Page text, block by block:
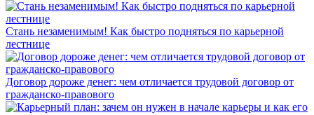
Стань незаменимым! Как быстро подняться по карьерной
лестнице
Договор дороже денег: чем отличается трудовой договор от
гражданско-правового